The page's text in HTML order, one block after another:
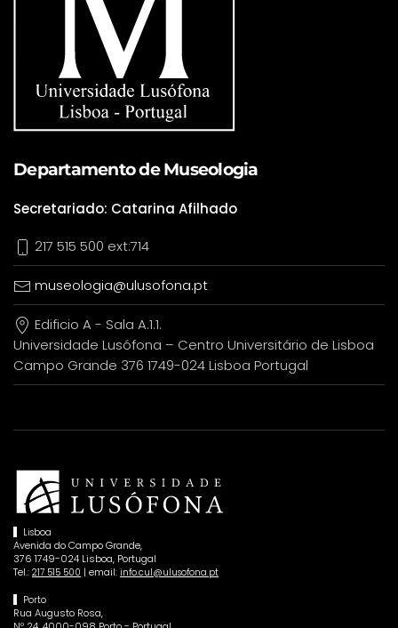
Departamento de Museologia
Secretariado: Catarina Afilhado
217 515 500 ext:714
museologia@ulusofona.pt
Edificio A - Sala A.1.1.
Universidade Lusófona – Centro Universitário de Lisboa
Campo Grande 376 1749-024 Lisboa Portugal
Lisboa
Avenida do Campo Grande,
376 1749-024 Lisboa, Portugal
Tel.: 217 515 500 | email: info.cul@ulusofona.pt
Porto
Rua Augusto Rosa,